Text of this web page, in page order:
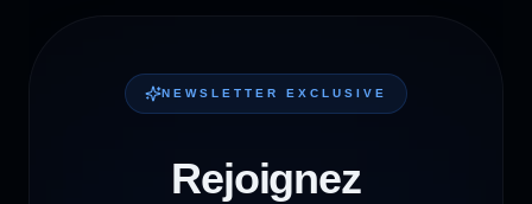
NEWSLETTER EXCLUSIVE
Rejoignez